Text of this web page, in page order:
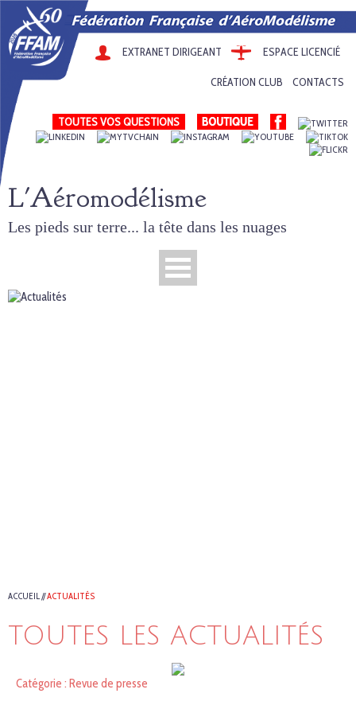
EXTRANET DIRIGEANT ESPACE LICENCIÉ
CRÉATION CLUB CONTACTS
TOUTES VOS QUESTIONS
L'Aéromodélisme
Les pieds sur terre... la tête dans les nuages
ACCUEIL//ACTUALITÉS
TOUTES LES ACTUALITÉS
Catégorie : Revue de presse